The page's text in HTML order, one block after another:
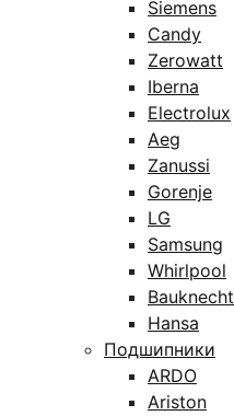
Siemens
Candy
Zerowatt
Iberna
Electrolux
Aeg
Zanussi
Gorenje
LG
Samsung
Whirlpool
Bauknecht
Hansa
Подшипники
ARDO
Ariston